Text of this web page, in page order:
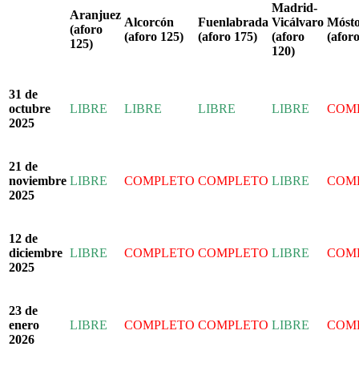
Aranjuez
(aforo
125)
Alcorcón
(aforo 125)
Fuenlabrada
(aforo 175)
Madrid-
Vicálvaro
(aforo
120)
31 de
octubre
2025
LIBRE LIBRE LIBRE LIBRE
21 de
noviembre
2025
LIBRE COMPLETO COMPLETO LIBRE
12 de
diciembre
2025
LIBRE COMPLETO COMPLETO LIBRE
23 de
enero
2026
LIBRE COMPLETO COMPLETO LIBRE